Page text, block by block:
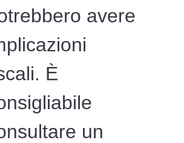
avere
È
un